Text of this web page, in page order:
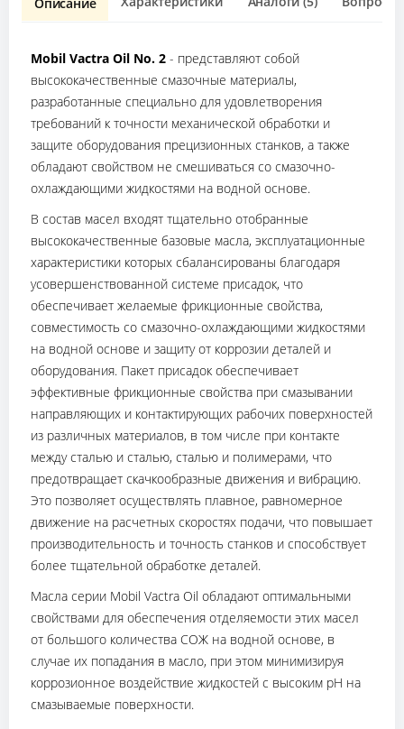
Mobil Vactra Oil No. 2 - представляют собой
высококачественные смазочные материалы,
разработанные специально для удовлетворения
требований к точности механической обработки и
защите оборудования прецизионных станков, а также
обладают свойством не смешиваться со смазочно-
охлаждающими жидкостями на водной основе.
В состав масел входят тщательно отобранные
высококачественные базовые масла, эксплуатационные
характеристики которых сбалансированы благодаря
усовершенствованной системе присадок, что
обеспечивает желаемые фрикционные свойства,
совместимость со смазочно-охлаждающими жидкостями
на водной основе и защиту от коррозии деталей и
оборудования. Пакет присадок обеспечивает
эффективные фрикционные свойства при смазывании
направляющих и контактирующих рабочих поверхностей
из различных материалов, в том числе при контакте
между сталью и сталью, сталью и полимерами, что
предотвращает скачкообразные движения и вибрацию.
Это позволяет осуществлять плавное, равномерное
движение на расчетных скоростях подачи, что повышает
производительность и точность станков и способствует
более тщательной обработке деталей.
Масла серии Mobil Vactra Oil обладают оптимальными
свойствами для обеспечения отделяемости этих масел
от большого количества СОЖ на водной основе, в
случае их попадания в масло, при этом минимизируя
коррозионное воздействие жидкостей с высоким pH на
смазываемые поверхности.